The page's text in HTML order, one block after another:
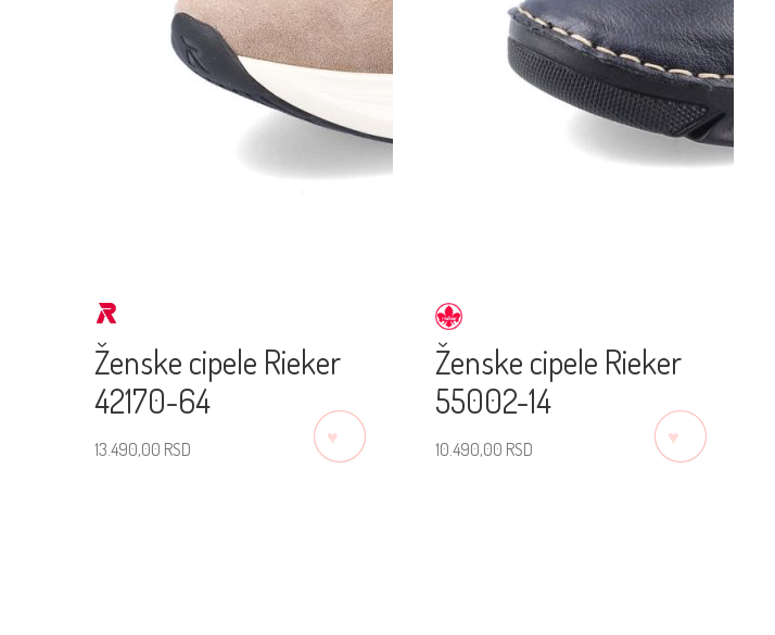
Ženske cipele Rieker
42170-64
13.490,00 RSD
Ženske cipele Rieker
55002-14
10.490,00 RSD